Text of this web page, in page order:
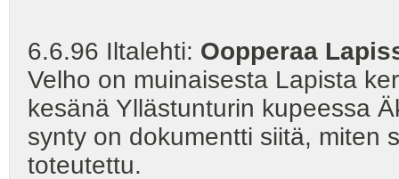
6.6.96 Iltalehti: Oopperaa
Velho on muinaisesta Lapista
kesänä Yllästunturin kupeessa
synty on dokumentti siitä, miten
toteutettu.